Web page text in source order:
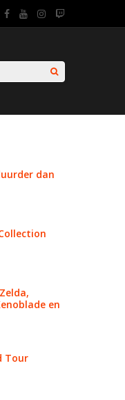
dan
en
Tour